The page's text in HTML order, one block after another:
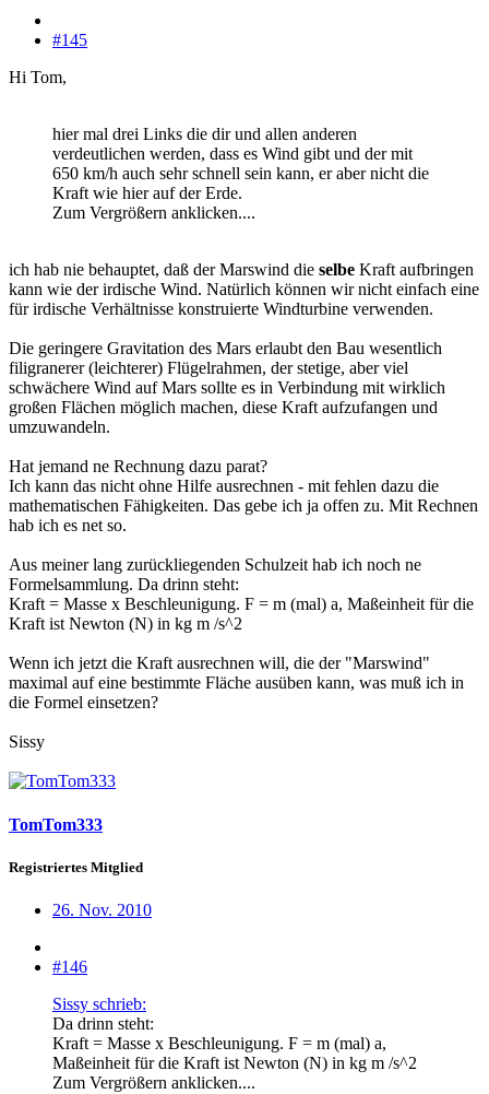
#145
Hi Tom,
hier mal drei Links die dir und allen anderen
verdeutlichen werden, dass es Wind gibt und der mit
650 km/h auch sehr schnell sein kann, er aber nicht die
Kraft wie hier auf der Erde.
Zum Vergrößern anklicken....
ich hab nie behauptet, daß der Marswind die selbe Kraft aufbringen
kann wie der irdische Wind. Natürlich können wir nicht einfach eine
für irdische Verhältnisse konstruierte Windturbine verwenden.
Die geringere Gravitation des Mars erlaubt den Bau wesentlich
filigranerer (leichterer) Flügelrahmen, der stetige, aber viel
schwächere Wind auf Mars sollte es in Verbindung mit wirklich
großen Flächen möglich machen, diese Kraft aufzufangen und
umzuwandeln.
Hat jemand ne Rechnung dazu parat?
Ich kann das nicht ohne Hilfe ausrechnen - mit fehlen dazu die
mathematischen Fähigkeiten. Das gebe ich ja offen zu. Mit Rechnen
hab ich es net so.
Aus meiner lang zurückliegenden Schulzeit hab ich noch ne
Formelsammlung. Da drinn steht:
Kraft = Masse x Beschleunigung. F = m (mal) a, Maßeinheit für die
Kraft ist Newton (N) in kg m /s^2
Wenn ich jetzt die Kraft ausrechnen will, die der "Marswind"
maximal auf eine bestimmte Fläche ausüben kann, was muß ich in
die Formel einsetzen?
Sissy
TomTom333
Registriertes Mitglied
26. Nov. 2010
#146
Sissy schrieb:
Da drinn steht:
Kraft = Masse x Beschleunigung. F = m (mal) a,
Maßeinheit für die Kraft ist Newton (N) in kg m /s^2
Zum Vergrößern anklicken....